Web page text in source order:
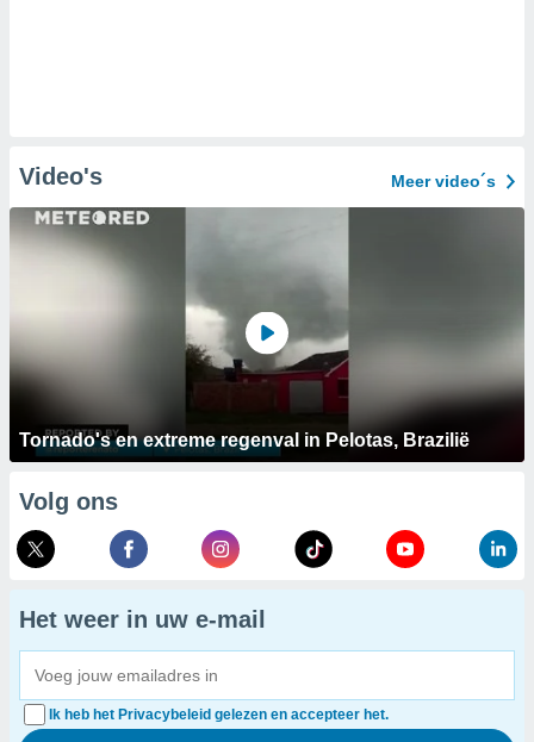
Video's Meer video´s
Tornado's en extreme regenval in Pelotas, Brazilië
Volg ons
Het weer in uw e-mail
Ik heb het Privacybeleid gelezen en accepteer het.